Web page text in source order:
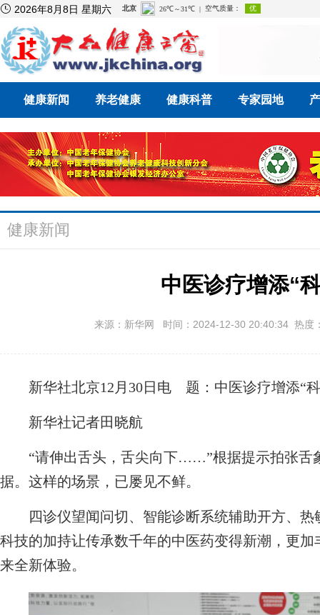
 2026年8月8日 星期六
健康新闻 养老健康 健康科普 专家园地
健康新闻
中医诊疗增添“
来源：新华网 时间：2024-12-30 20:40:34 热度
新华社北京12月30日电 题：中医诊疗增添“
新华社记者田晓航
“请伸出舌头，舌尖向下……”根据提示拍张舌
据。这样的场景，已屡见不鲜。
四诊仪望闻问切、智能诊断系统辅助开方、热
科技的加持让传承数千年的中医药变得新潮，更
来全新体验。